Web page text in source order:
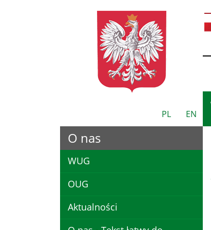
PL EN
O nas
WUG
OUG
Aktualności